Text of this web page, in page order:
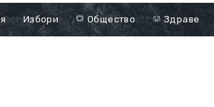
Избори Общество Здраве